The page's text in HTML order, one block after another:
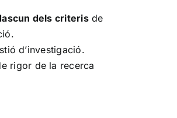
dels criterisde
d’investigació.
rigor de la recerca